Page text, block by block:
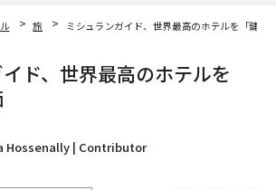
旅
ミシュランガイド、世界最高のホテルを「鍵」
ド、世界最高のホテルを
Hossenally | Contributor